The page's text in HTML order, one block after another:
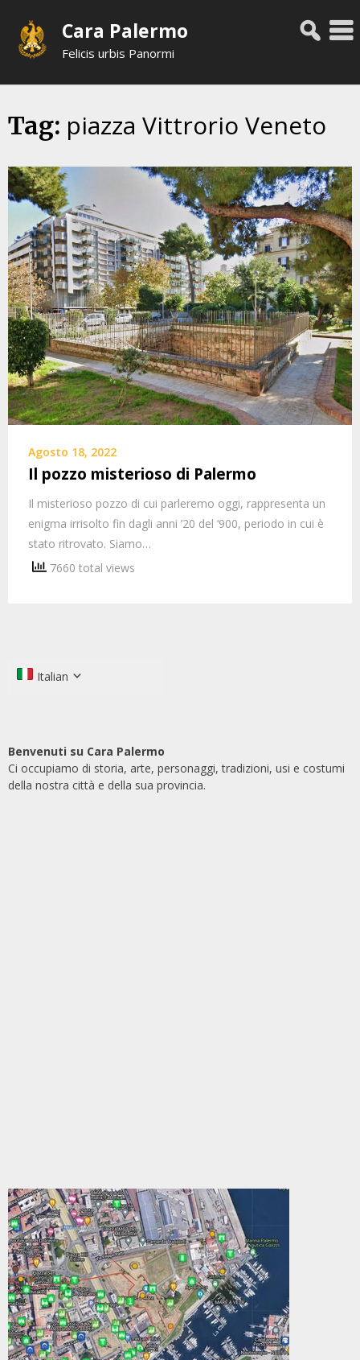
content
Cara Palermo
Felicis urbis Panormi
Tag: piazza Vittrorio Veneto
Agosto 18, 2022
Il pozzo misterioso di Palermo
Il misterioso pozzo di cui parleremo oggi, rappresenta un
enigma irrisolto fin dagli anni ’20 del ‘900, periodo in cui è
stato ritrovato. Siamo…
7660 total views
Italian
Benvenuti su Cara Palermo
Ci occupiamo di storia, arte, personaggi, tradizioni, usi e costumi
della nostra città e della sua provincia.